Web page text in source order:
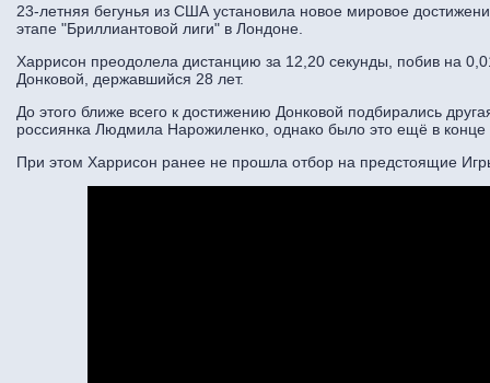
23-летняя бегунья из США установила новое мировое
этапе "Бриллиантовой лиги" в Лондоне.
Харрисон преодолела дистанцию за 12,20 секунды, побив на
Донковой, державшийся 28 лет.
До этого ближе всего к достижению Донковой подбирались
россиянка Людмила Нарожиленко, однако было это ещё в конце
При этом Харрисон ранее не прошла отбор на предстоящие